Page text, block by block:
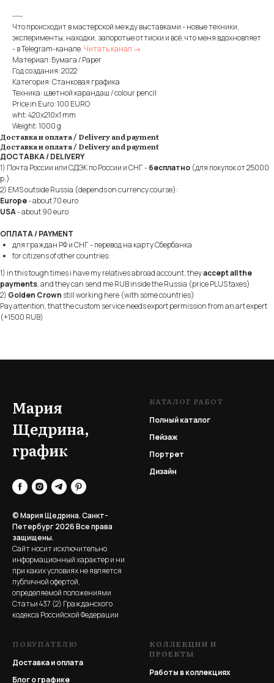
-----
Что происходит в мастерской между выставками - новые техники,
эксперименты, находки, запоротые оттиски и всё, что меня вдохновляет
- в Telegram-канале. Читать канал →
Материал: Бумага / Paper
Год создания: 2022
Категория: Станковая графика
Техника: цветной карандаш / colour pencil
Price in Euro: 100 EURO
wht: 420x210x1 mm
Weight: 1000 g
Доставка и оплата / Delivery and payment
Доставка и оплата / Delivery and payment
ДОСТАВКА / DELIVERY
1) Почта России или СДЭК по России и СНГ -бесплатно (для покупок от 25000
р.)
2) EMS outside Russia (depends on currency course):
Europe- about 70 euro
USA- about 90 euro
ОПЛАТА / PAYMENT
для граждан РФ и СНГ - перевод на карту Сбербанка
for citizens of other countries:
1) in this tough times i have my relatives abroad account, theyaccept all the
payments, and they can send me RUB inside the Russia (price PLUS taxes)
2) Golden Crown still working here (with some countries)
Pay attention, that the custom service needs export permission from an art expert
(+1500 RUB)
Мария
Щедрина,
график
© Мария Щедрина. Санкт-
Петербург 2026Все права
защищены.
Сайт носит исключительно
информационный характер и ни
при каких условиях не является
публичной офертой,
определяемой положениями
Статьи 437 (2) Гражданского
кодекса Российской Федерации
КАТАЛОГ РАБОТ
Полный каталог
Пейзаж
Портрет
Дизайн
ПОКУПАТЕЛЮ
Доставка и оплата
Блог о графике
КОЛЛЕКЦИИ И
ПРОЕКТЫ
Работы в коллекциях